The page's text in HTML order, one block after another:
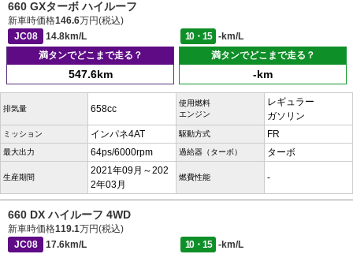
660 GXターボ ハイルーフ
新車時価格146.6万円(税込)
JC08
14.8km/L 10・15
-km/L
満タンでどこまで走る？
547.6km
満タンでどこまで走る？
-km
排気量 658cc
使用燃料
エンジン
レギュラー
ガソリン
ミッション インパネ4AT 駆動方式 FR
最大出力 64ps/6000rpm 過給器（ターボ） ターボ
生産期間
2021年09月～202
2年03月
燃費性能 -
660 DX ハイルーフ 4WD
新車時価格119.1万円(税込)
JC08
17.6km/L 10・15
-km/L